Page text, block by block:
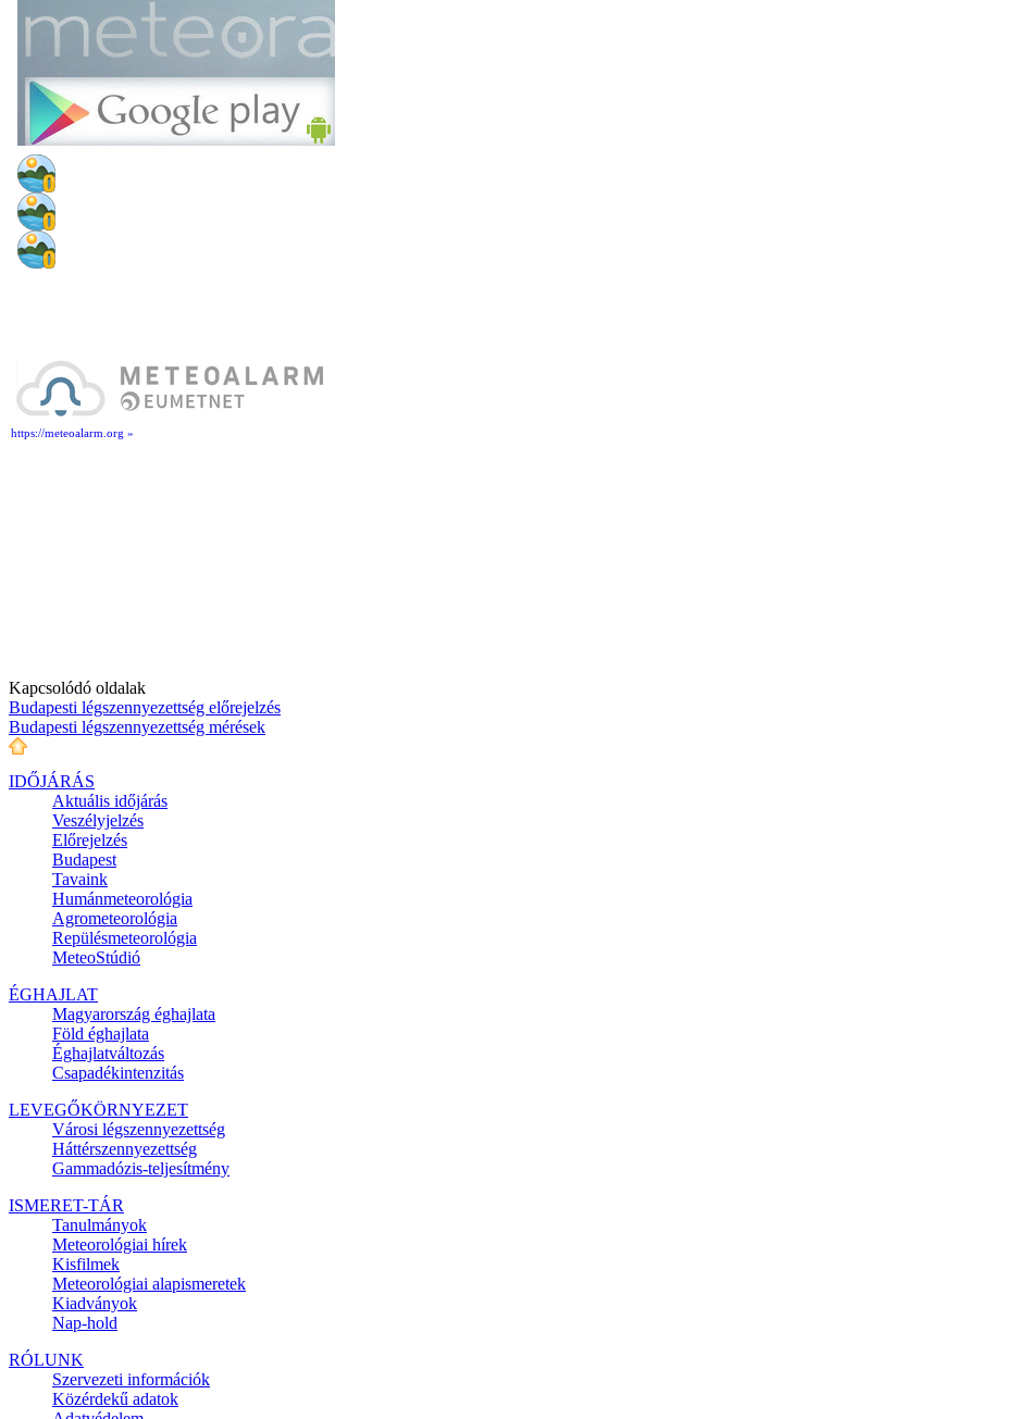
https://meteoalarm.org »
Kapcsolódó oldalak
Budapesti légszennyezettség előrejelzés
Budapesti légszennyezettség mérések
IDŐJÁRÁS
Aktuális időjárás
Veszélyjelzés
Előrejelzés
Budapest
Tavaink
Humánmeteorológia
Agrometeorológia
Repülésmeteorológia
MeteoStúdió
ÉGHAJLAT
Magyarország éghajlata
Föld éghajlata
Éghajlatváltozás
Csapadékintenzitás
LEVEGŐKÖRNYEZET
Városi légszennyezettség
Háttérszennyezettség
Gammadózis-teljesítmény
ISMERET-TÁR
Tanulmányok
Meteorológiai hírek
Kisfilmek
Meteorológiai alapismeretek
Kiadványok
Nap-hold
RÓLUNK
Szervezeti információk
Közérdekű adatok